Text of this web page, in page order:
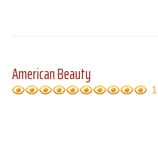
American Beauty